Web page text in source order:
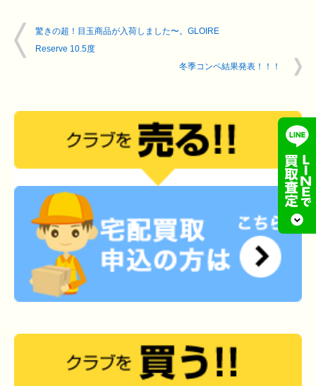
驚きの超！目玉商品が入荷しました〜。GLOIRE
Reserve 10.5度
冬季コンペ結果発表！！！